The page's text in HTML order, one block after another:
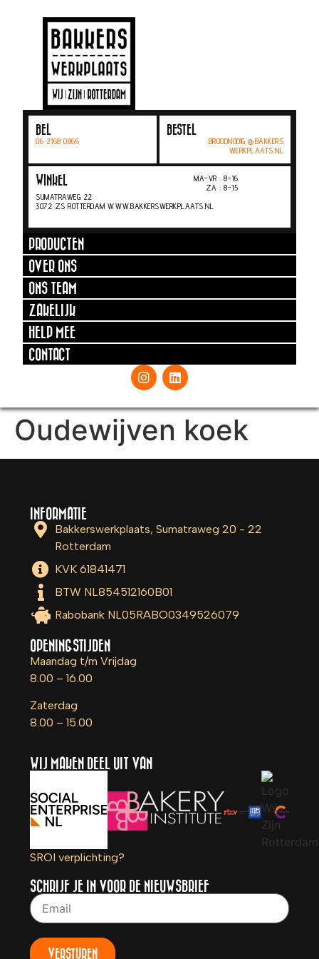
BEL
06 2168 0866
BESTEL
BROODNODIG @BAKKERS
WERKPLAATS.NL
WINKEL
MA-VR : 8-16
ZA : 8-15
SUMATRAWEG 22
3072 ZS ROTTERDAM WWW.BAKKERSWERKPLAATS.NL
PRODUCTEN
OVER ONS
ONS TEAM
ZAKELIJK
HELP MEE
CONTACT
Oudewijven koek
INFORMATIE
Bakkerswerkplaats, Sumatraweg 20 - 22
Rotterdam
KVK 61841471
BTW NL854512160B01
Rabobank NL05RABO0349526079
OPENINGSTIJDEN
Maandag t/m Vrijdag
8.00 – 16.00
Zaterdag
8.00 – 15.00
WIJ MAKEN DEEL UIT VAN
SROI verplichting?
SCHRIJF JE IN VOOR DE NIEUWSBRIEF
VERSTUREN